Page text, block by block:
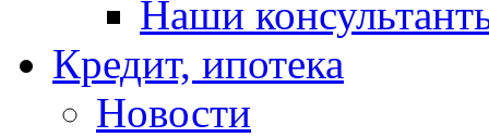
Наши
Кредит, ипотека
Новости